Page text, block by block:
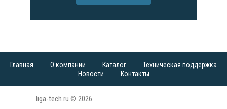
Главная О компании Каталог
Техническая поддержка
Новости
Контакты
liga-tech.ru © 2026